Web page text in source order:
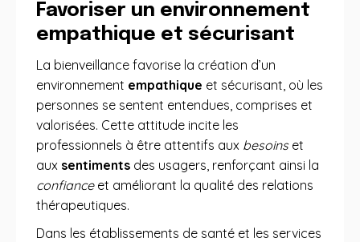
Favoriser un environnement
empathique et sécurisant
La bienveillance favorise la création d’un
environnement empathique et sécurisant, où les
personnes se sentent entendues, comprises et
valorisées. Cette attitude incite les
professionnels à être attentifs aux besoinset
aux sentiments des usagers, renforçant ainsi la
confianceet améliorant la qualité des relations
thérapeutiques.
Dans les établissements de santé et les services